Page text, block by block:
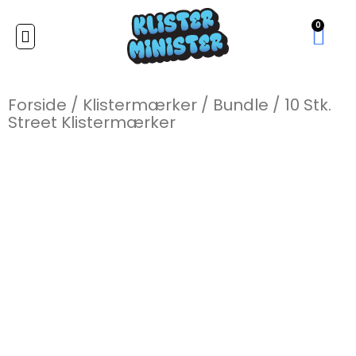
0
Forside / Klistermærker / Bundle / 10 Stk.
Street Klistermærker